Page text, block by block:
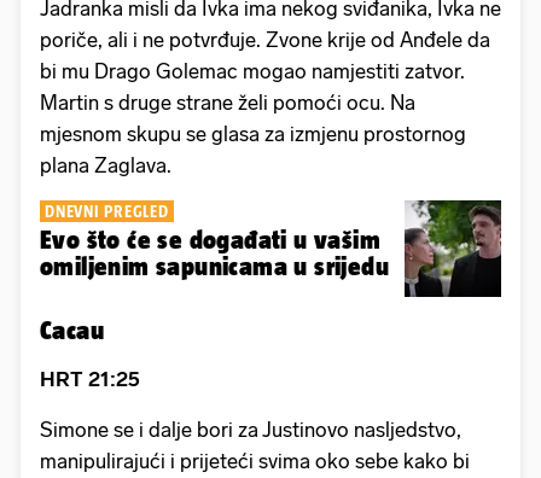
Jadranka misli da Ivka ima nekog sviđanika, Ivka ne
poriče, ali i ne potvrđuje. Zvone krije od Anđele da
bi mu Drago Golemac mogao namjestiti zatvor.
Martin s druge strane želi pomoći ocu. Na
mjesnom skupu se glasa za izmjenu prostornog
plana Zaglava.
DNEVNI PREGLED
Evo što će se događati u vašim
omiljenim sapunicama u srijedu
Cacau
HRT 21:25
Simone se i dalje bori za Justinovo nasljedstvo,
manipulirajući i prijeteći svima oko sebe kako bi